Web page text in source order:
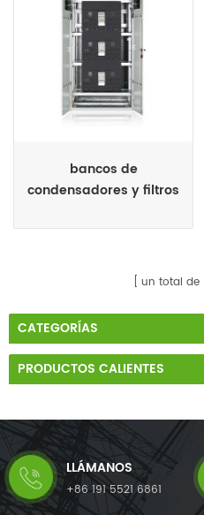
bancos de
condensadores y filtros
tensión
un total de
CATEGORÍAS
PRODUCTOS CALIENTES
LLÁMANOS
+86 191 5521 6861